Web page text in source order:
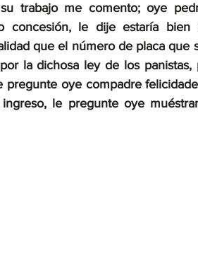
trabajo me comento; oye
concesión, le dije estaría
que el número de placa que
la dichosa ley de los
pregunte oye compadre
le pregunte oye